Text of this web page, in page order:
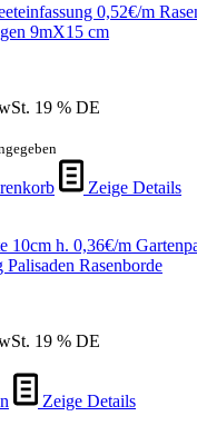
0,52€/m
9mX15 cm
19 % DE
Zeige Details
10cm h. 0,36€/m
Palisaden Rasenborde
19 % DE
Zeige Details